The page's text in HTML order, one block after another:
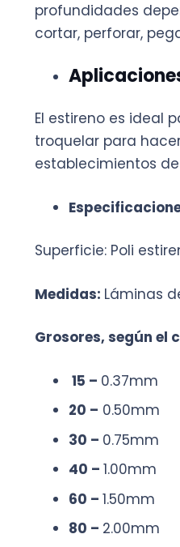
profundidades
cortar, perforar,
El estireno es ideal
troquelar para
establecimientos
Es
Superficie: Poli
Medidas: Láminas
Grosores, según el
15 – 0.37mm
20 – 0.50mm
30 – 0.75mm
40 – 1.00mm
60 – 1.50mm
80 – 2.00mm